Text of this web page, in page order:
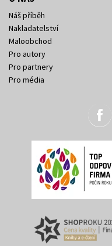
Náš příběh
Nakladatelství
Maloobchod
Pro autory
Pro partnery
Pro média